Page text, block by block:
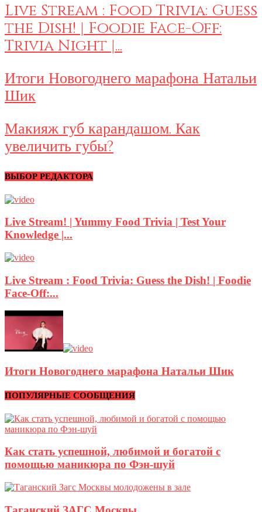
Live Stream : Food Trivia: Guess
the Dish! | Foodie Face-Off:
Trivia Night |...
Итоги Новогоднего марафона Натальи
Шик
Макияж губ карандашом. Как
увеличить губы?
ВЫБОР РЕДАКТОРА
Live Stream! | Yummy Food Trivia | Test Your
Knowledge |...
Live Stream : Food Trivia: Guess the Dish! | Foodie
Face-Off:...
Итоги Новогоднего марафона Натальи Шик
ПОПУЛЯРНЫЕ СООБЩЕНИЯ
Как стать успешной, любимой и богатой с
помощью маникюра по Фэн-шуй